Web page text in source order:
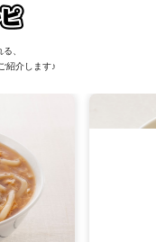
、
紹介します♪